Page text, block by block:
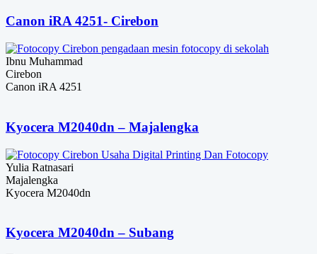
Canon iRA 4251- Cirebon
Ibnu Muhammad
Cirebon
Canon iRA 4251
Kyocera M2040dn – Majalengka
Yulia Ratnasari
Majalengka
Kyocera M2040dn
Kyocera M2040dn – Subang